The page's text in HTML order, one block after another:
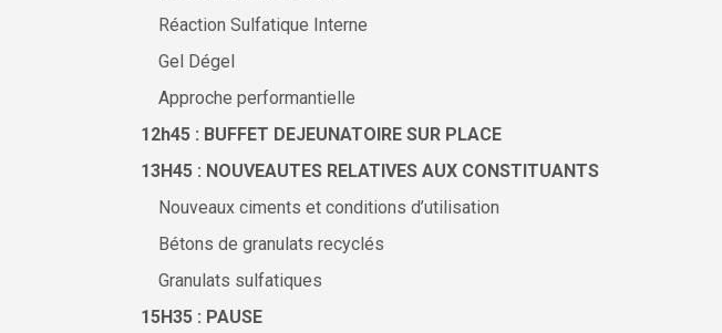
Réaction Sulfatique Interne
Gel Dégel
Approche performantielle
12h45 : BUFFET DEJEUNATOIRE SUR PLACE
13H45 : NOUVEAUTES RELATIVES AUX CONSTITUANTS
Nouveaux ciments et conditions d’utilisation
Bétons de granulats recyclés
Granulats sulfatiques
15H35 : PAUSE